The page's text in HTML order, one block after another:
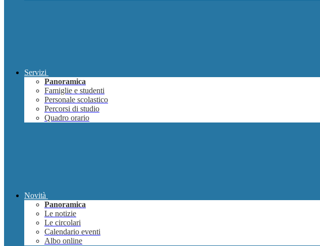
Servizi
Panoramica
Famiglie e studenti
Personale scolastico
Percorsi di studio
Quadro orario
Novità
Panoramica
Le notizie
Le circolari
Calendario eventi
Albo online